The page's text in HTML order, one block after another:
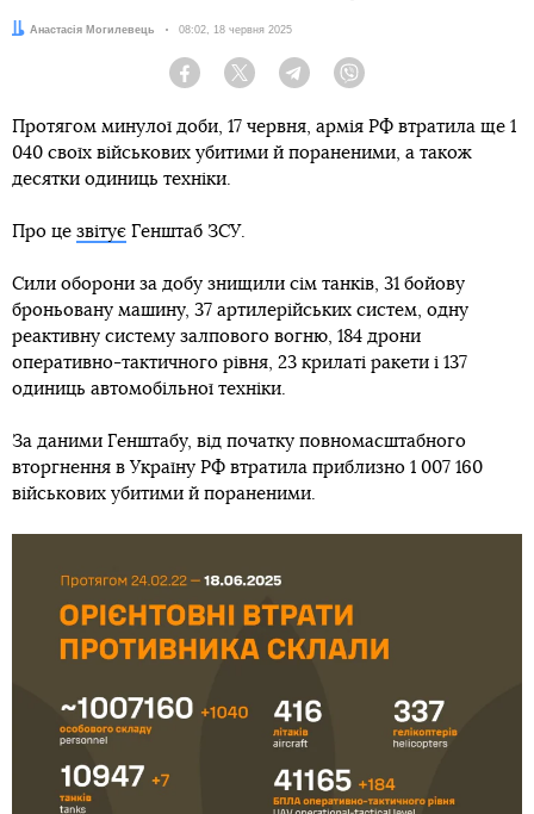
Автор:
Анастасія Могилевець Дата:
08:02, 18 червня 2025
Facebook Twitter Telegram
Протягом минулої доби, 17 червня, армія РФ втратила ще 1
040 своїх військових убитими й пораненими, а також
десятки одиниць техніки.
Про це звітує Генштаб ЗСУ.
Сили оборони за добу знищили сім танків, 31 бойову
броньовану машину, 37 артилерійських систем, одну
реактивну систему залпового вогню, 184 дрони
оперативно-тактичного рівня, 23 крилаті ракети і 137
одиниць автомобільної техніки.
За даними Генштабу, від початку повномасштабного
вторгнення в Україну РФ втратила приблизно 1 007 160
військових убитими й пораненими.